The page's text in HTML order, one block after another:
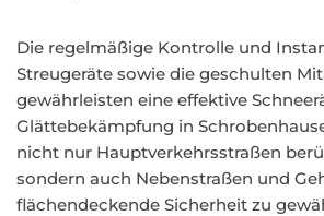
Die regelmäßige Kontrolle und
Streugeräte sowie die geschulten
gewährleisten eine effektive
Glättebekämpfung in
nicht nur Hauptverkehrsstraßen
sondern auch Nebenstraßen und
flächendeckende Sicherheit zu